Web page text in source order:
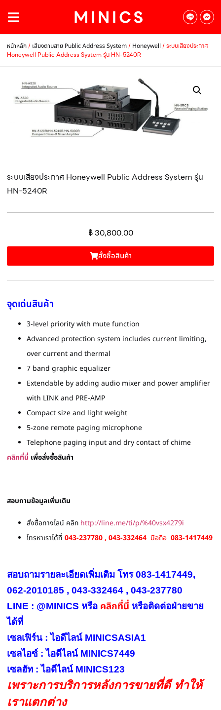
หน้าหลัก/ เสียงตามสาย Public Address System/ Honeywell / ระบบเสียงประกาศ
Honeywell Public Address System รุ่น HN-5240R
ระบบเสียงประกาศ Honeywell Public Address System รุ่น
HN-5240R
฿30,800.00
สั้งซื้อสินค้า
จุดเด่นสินค้า
3-level priority with mute function
Advanced protection system includes current limiting,
over current and thermal
7 band graphic equalizer
Extendable by adding audio mixer and power amplifier
with LINK and PRE-AMP
Compact size and light weight
5-zone remote paging microphone
Telephone paging input and dry contact of chime
คลิกที่นี่ เพื่อสั่งซื้อสินค้า
สอบถามข้อมูลเพิ่มเติม
สั่งซื้อทางไลน์ คลิก http://line.me/ti/p/%40vsx4279i
โทรหาเราได้ที่ 043-237780 , 043-332464 มือถือ 083-1417449
สอบถามรายละเอียดเพิ่มเติม โทร 083-1417449,
062-2010185 , 043-332464 , 043-237780
LINE : @MINICS หรือ คลิกที่นี่ หรือติดต่อฝ่ายขาย
ได้ที่
เซลเฟิร์น : ไอดีไลน์ MINICSASIA1
เซลไอซ์ : ไอดีไลน์ MINICS7449
เซลฮัท : ไอดีไลน์ MINICS123
เพราะการบริการหลังการขายที่ดี ทำให้
เราแตกต่าง